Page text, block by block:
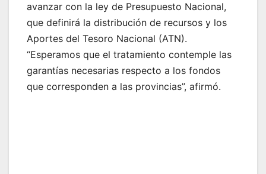
avanzar con la ley de Presupuesto Nacional,
que definirá la distribución de recursos y los
Aportes del Tesoro Nacional (ATN).
“Esperamos que el tratamiento contemple las
garantías necesarias respecto a los fondos
que corresponden a las provincias”, afirmó.